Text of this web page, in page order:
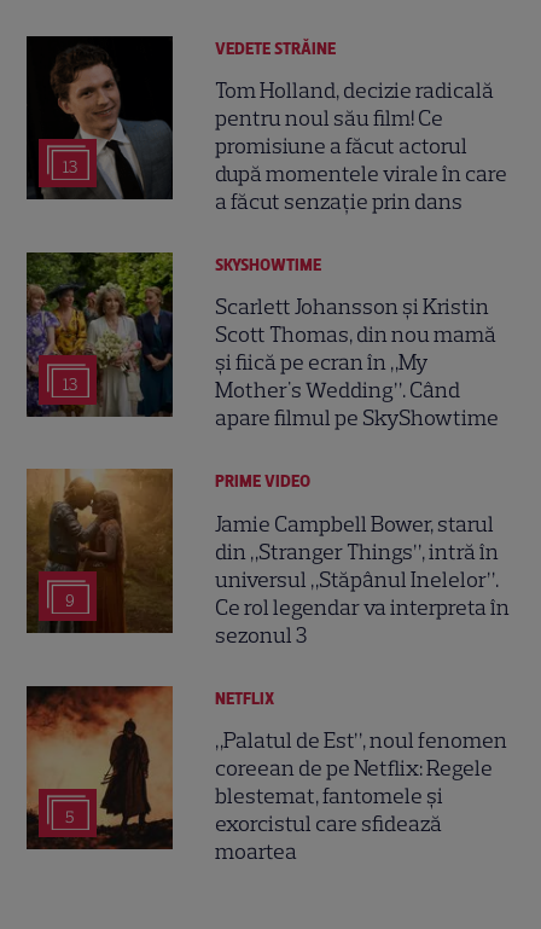
13
VEDETE STRĂINE
Tom Holland, decizie radicală
pentru noul său film! Ce
promisiune a făcut actorul
după momentele virale în care
a făcut senzație prin dans
13
SKYSHOWTIME
Scarlett Johansson și Kristin
Scott Thomas, din nou mamă
și fiică pe ecran în „My
Mother's Wedding”. Când
apare filmul pe SkyShowtime
9
PRIME VIDEO
Jamie Campbell Bower, starul
din „Stranger Things”, intră în
universul „Stăpânul Inelelor”.
Ce rol legendar va interpreta în
sezonul 3
5
NETFLIX
„Palatul de Est”, noul fenomen
coreean de pe Netflix: Regele
blestemat, fantomele și
exorcistul care sfidează
moartea